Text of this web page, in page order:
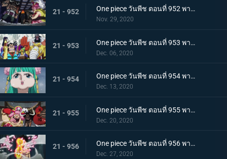
21 - 952 One piece วันพีช ตอนที่ 952 พากย์ไทย การเผชิญหน้าอย่างไม่คาดคิด! ของสี่จักรพรรดิทั้งสองคน
Nov. 29, 2020
21 - 953 One piece วันพีช ตอนที่ 953 พากย์ไทย คำสารภาพของฮิโยริ! พานพบอีกครั้งที่สะพานโออิฮิงิ
Dec. 06, 2020
21 - 954 One piece วันพีช ตอนที่ 954 พากย์ไทย ชื่อของมันคือเอ็นมะ! สุดยอดดาบของโอเด้ง!
Dec. 13, 2020
21 - 955 One piece วันพีช ตอนที่ 955 พากย์ไทย พันธมิตรใหม่? รวมพลกองกำลังไคโด!
Dec. 20, 2020
21 - 956 One piece วันพีช ตอนที่ 956 พากย์ไทย การต่อสู้ครั้งใหญ่! กลุ่มหมวกฟางเข้าโหมดต่อสู้!
Dec. 27, 2020